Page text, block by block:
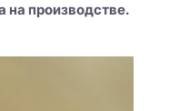
на производстве.